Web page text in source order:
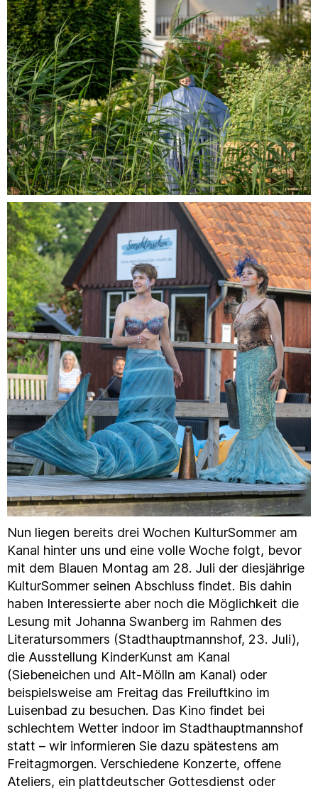
Nun liegen bereits drei Wochen KulturSommer am
Kanal hinter uns und eine volle Woche folgt, bevor
mit dem Blauen Montag am 28. Juli der diesjährige
KulturSommer seinen Abschluss findet. Bis dahin
haben Interessierte aber noch die Möglichkeit die
Lesung mit Johanna Swanberg im Rahmen des
Literatursommers (Stadthauptmannshof, 23. Juli),
die Ausstellung KinderKunst am Kanal
(Siebeneichen und Alt-Mölln am Kanal) oder
beispielsweise am Freitag das Freiluftkino im
Luisenbad zu besuchen. Das Kino findet bei
schlechtem Wetter indoor im Stadthauptmannshof
statt – wir informieren Sie dazu spätestens am
Freitagmorgen. Verschiedene Konzerte, offene
Ateliers, ein plattdeutscher Gottesdienst oder